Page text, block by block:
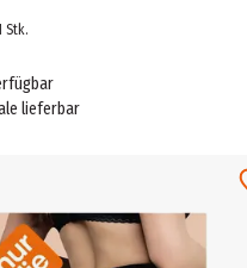
Stk.
lieferbar